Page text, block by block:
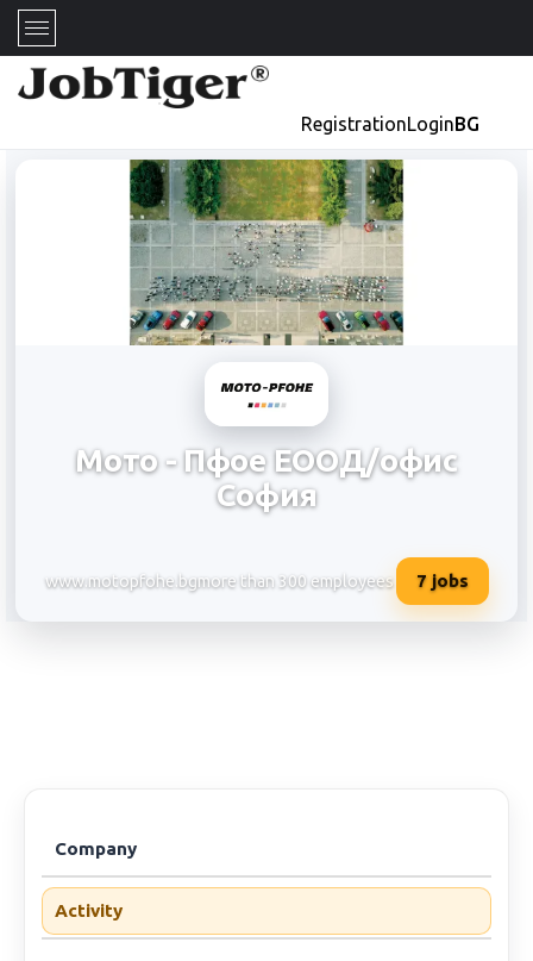
RegistrationLoginBG
Мото - Пфое ЕООД/офис
София
www.motopfohe.bgmore than 300 employees 7jobs
Company
Activity